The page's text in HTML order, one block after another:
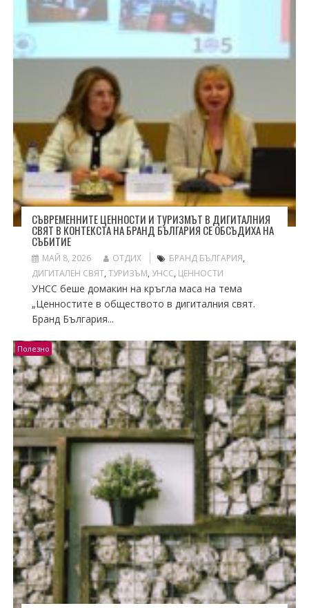
СЪВРЕМЕННИТЕ ЦЕННОСТИ И ТУРИЗМЪТ В ДИГИТАЛНИЯ
СВЯТ В КОНТЕКСТА НА БРАНД БЪЛГАРИЯ СЕ ОБСЪДИХА НА
СЪБИТИЕ
МАЙ 8, 2026 ОТДИХ БРАНД БЪЛГАРИЯ,
ДИГИТАЛЕН СВЯТ, ТУРИЗЪМ, УНСС, ЦЕННОСТИ
УНСС беше домакин на кръгла маса на тема
„Ценностите в обществото в дигиталния свят.
Бранд България...
Полезно